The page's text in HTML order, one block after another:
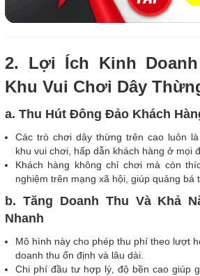
2. Lợi Ích Kinh
Khu Vui Chơi Dây
a. Thu Hút Đông Đảo Khách
Các trò chơi dây thừng trên cao luôn
khu vui chơi, hấp dẫn khách hàng ở mọi
Khách hàng không chỉ chơi mà còn
nghiệm trên mạng xã hội, giúp quảng bá
b. Tăng Doanh Thu Và Khả
Nhanh
Mô hình này cho phép thu phí theo lượt
doanh thu ổn định và lâu dài.
Chi phí đầu tư hợp lý, độ bền cao giúp